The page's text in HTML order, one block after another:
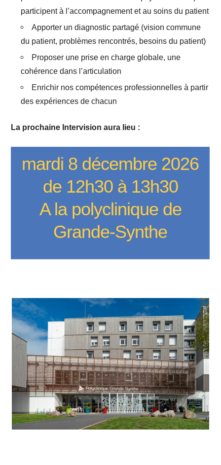
participent à l’accompagnement et au soins du patient
Apporter un diagnostic partagé (vision commune
du patient, problèmes rencontrés, besoins du patient)
Proposer une prise en charge globale, une
cohérence dans l’articulation
Enrichir nos compétences professionnelles à partir
des expériences de chacun
La prochaine Intervision aura lieu :
mardi 8 décembre 2026
de 12h30 à 13h30
A la polyclinique de
Grande-Synthe